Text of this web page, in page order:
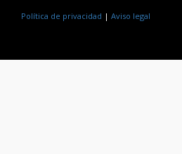
Política de privacidad | Aviso legal